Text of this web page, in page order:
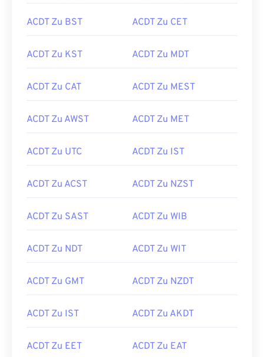
ACDT Zu BST ACDT Zu CET
ACDT Zu KST ACDT Zu MDT
ACDT Zu CAT ACDT Zu MEST
ACDT Zu AWST ACDT Zu MET
ACDT Zu UTC ACDT Zu IST
ACDT Zu ACST ACDT Zu NZST
ACDT Zu SAST ACDT Zu WIB
ACDT Zu NDT ACDT Zu WIT
ACDT Zu GMT ACDT Zu NZDT
ACDT Zu IST ACDT Zu AKDT
ACDT Zu EET ACDT Zu EAT